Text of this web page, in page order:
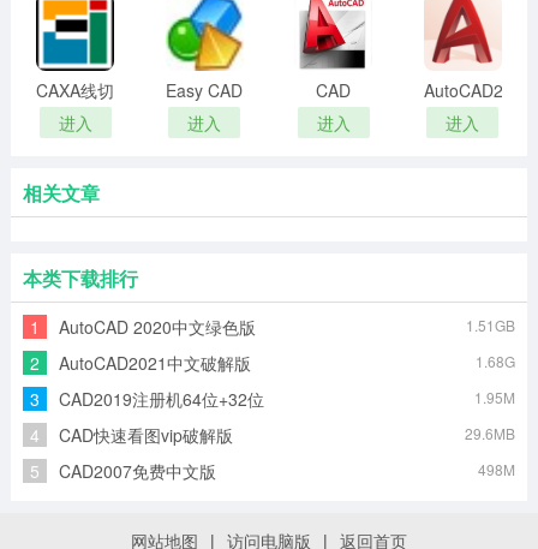
绿色破解
版
CAXA线切
割软件
进入
Easy CAD
Converter
进入
CAD
Mechanical
安装包
进入
AutoCAD2016
注册机
进入
相关文章
本类下载排行
1 AutoCAD 2020中文绿色版 1.51GB
2 AutoCAD2021中文破解版 1.68G
3 CAD2019注册机64位+32位 1.95M
4 CAD快速看图vip破解版 29.6MB
5 CAD2007免费中文版 498M
网站地图 | 访问电脑版 | 返回首页